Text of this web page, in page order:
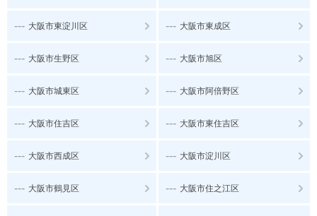
--- 大阪市東淀川区 --- 大阪市東成区
--- 大阪市生野区 --- 大阪市旭区
--- 大阪市城東区 --- 大阪市阿倍野区
--- 大阪市住吉区 --- 大阪市東住吉区
--- 大阪市西成区 --- 大阪市淀川区
--- 大阪市鶴見区 --- 大阪市住之江区